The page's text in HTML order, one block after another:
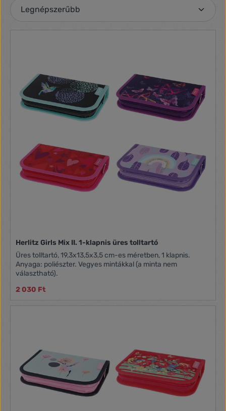
Herlitz Girls Mix II. 1-klapnis üres tolltartó
Üres tolltartó, 19,3x13,5x3,5 cm-es méretben, 1 klapnis.
Anyaga: poliészter. Vegyes mintákkal (a minta nem
választható).
2 030 Ft